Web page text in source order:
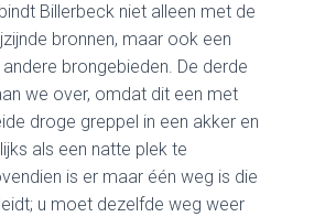
Billerbeck niet alleen met de
bronnen, maar ook een
brongebieden. De derde
we over, omdat dit een met
droge greppel in een akker en
als een natte plek te
is er maar één weg is die
u moet dezelfde weg weer